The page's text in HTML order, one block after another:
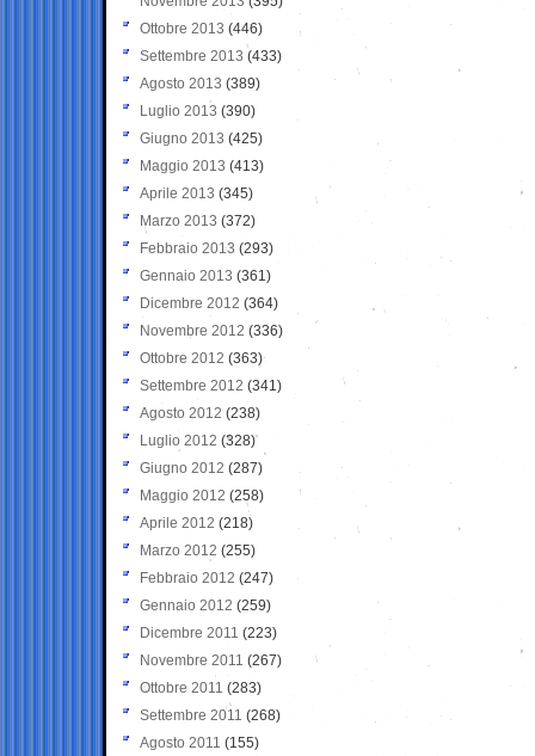
Ottobre 2013 (446)
Settembre 2013 (433)
Agosto 2013 (389)
Luglio 2013 (390)
Giugno 2013 (425)
Maggio 2013 (413)
Aprile 2013 (345)
Marzo 2013 (372)
Febbraio 2013 (293)
Gennaio 2013 (361)
Dicembre 2012 (364)
Novembre 2012 (336)
Ottobre 2012 (363)
Settembre 2012 (341)
Agosto 2012 (238)
Luglio 2012 (328)
Giugno 2012 (287)
Maggio 2012 (258)
Aprile 2012 (218)
Marzo 2012 (255)
Febbraio 2012 (247)
Gennaio 2012 (259)
Dicembre 2011 (223)
Novembre 2011 (267)
Ottobre 2011 (283)
Settembre 2011 (268)
Agosto 2011 (155)